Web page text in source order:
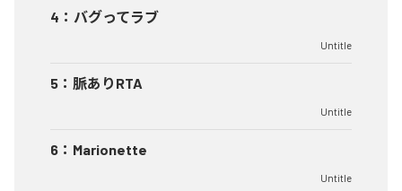
4 ： バグってラブ
Untitle
5 ： 脈ありRTA
Untitle
6 ： Marionette
Untitle